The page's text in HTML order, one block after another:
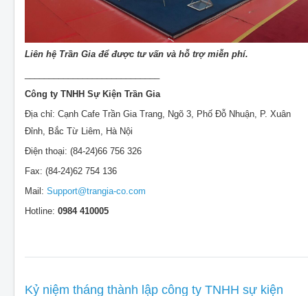
Liên hệ Trần Gia để được tư vấn và hỗ trợ miễn phí.
Công ty TNHH Sự Kiện Trần Gia
Địa chỉ: Cạnh Cafe Trần Gia Trang, Ngõ 3, Phố Đỗ Nhuận, P. Xuân
Đỉnh, Bắc Từ Liêm, Hà Nội
Điện thoại: (84-24)66 756 326
Fax: (84-24)62 754 136
Mail: Support@trangia-co.com
Hotline: 0984 410005
Kỷ niệm tháng thành lập công ty TNHH sự kiện